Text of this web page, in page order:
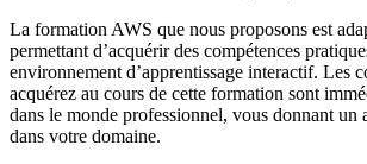
La formation AWS que nous proposons est
permettant d’acquérir des compétences
environnement d’apprentissage interactif. Les
acquérez au cours de cette formation sont
dans le monde professionnel, vous donnant un
dans votre domaine.